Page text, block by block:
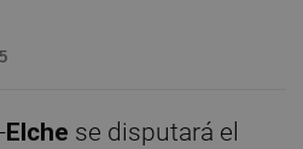
-Elche se disputará el